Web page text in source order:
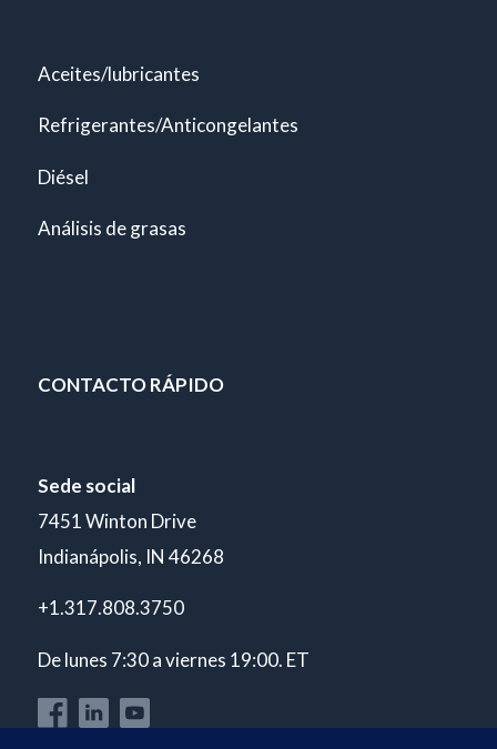
Aceites/lubricantes
Refrigerantes/Anticongelantes
Diésel
Análisis de grasas
CONTACTO RÁPIDO
Sede social
7451 Winton Drive
Indianápolis, IN 46268
+1.317.808.3750
De lunes 7:30 a viernes 19:00. ET